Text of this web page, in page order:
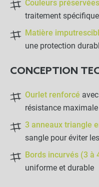
Couleurs
traitement spécifique
Matière
une protection
CONCEPTION
Ourlet renforcé
résistance maximale
3 anneaux triangle
sangle pour éviter
Bords incurvés (3 à
uniforme et durable